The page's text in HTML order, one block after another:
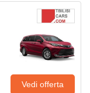
Vedi offerta